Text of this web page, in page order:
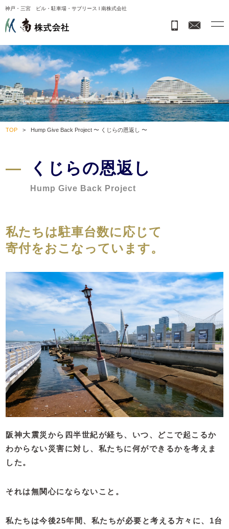
神戸・三宮 ビル・駐車場・サブリース l 南株式会社
TOP > Hump Give Back Project 〜 くじらの恩返し 〜
くじらの恩返し
Hump Give Back Project
私たちは駐車台数に応じて
寄付をおこなっています。
阪神大震災から四半世紀が経ち、 いつ、どこで起こるか
わからない災害に対し、 私たちに何ができるかを考えま
した。
それは無関心にならないこと。
私たちは今後25年間、 私たちが必要と考える方々に、 1台